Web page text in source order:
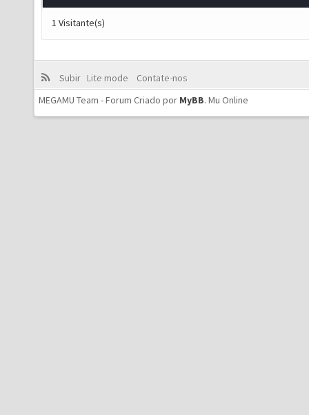
1 Visitante(s)
Subir Lite mode
Contate-nos
MEGAMU Team - Forum Criado por MyBB. Mu Online